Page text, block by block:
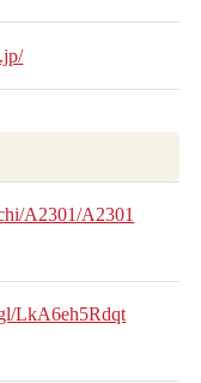
A2301/A2301
LkA6eh5Rdqt